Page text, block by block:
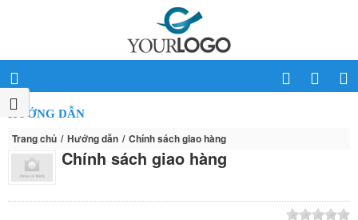
HƯỚNG DẪN
Trang chủ Hướng dẫn Chính sách giao hàng
Chính sách giao hàng